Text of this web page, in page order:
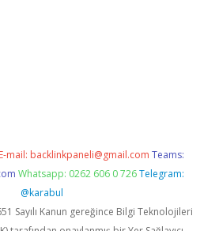
E-mail: backlinkpaneli@gmail.com Teams:
Whatsapp: 0262 606 0 726 Telegram:
@karabul
Sayılı Kanun gereğince Bilgi Teknolojileri